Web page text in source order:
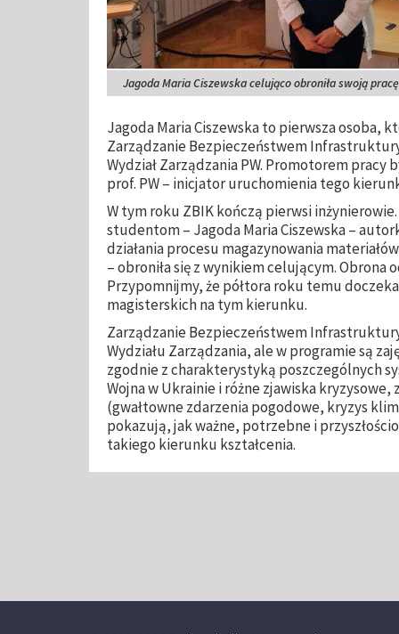
Jagoda Maria Ciszewska celująco obroniła swoją
Jagoda Maria Ciszewska to pierwsza osoba,
Zarządzanie Bezpieczeństwem
Wydział Zarządzania PW. Promotorem pracy
prof. PW – inicjator uruchomienia tego
W tym roku ZBIK kończą pierwsi
studentom – Jagoda Maria Ciszewska –
działania procesu magazynowania
– obroniła się z wynikiem celującym. Obrona
Przypomnijmy, że półtora roku temu
magisterskich na tym kierunku.
Zarządzanie Bezpieczeństwem
Wydziału Zarządzania, ale w programie są
zgodnie z charakterystyką poszczególnych
Wojna w Ukrainie i różne zjawiska
(gwałtowne zdarzenia pogodowe, kryzys
pokazują, jak ważne, potrzebne i
takiego kierunku kształcenia.